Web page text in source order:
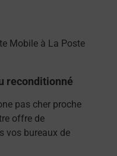
reconditionné
pas cher proche
offre de
vos bureaux de